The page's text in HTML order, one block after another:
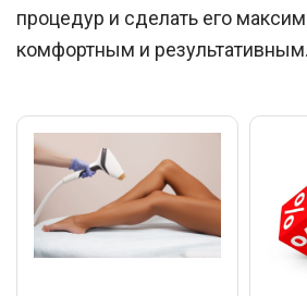
процедур и сделать его
комфортным и результативным.